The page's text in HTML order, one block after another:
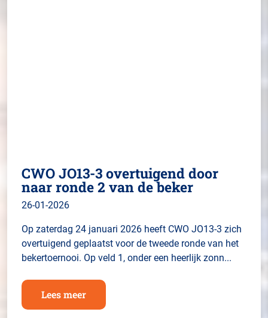
CWO JO13-3 overtuigend door
naar ronde 2 van de beker
26-01-2026
Op zaterdag 24 januari 2026 heeft CWO JO13-3 zich
overtuigend geplaatst voor de tweede ronde van het
bekertoernooi. Op veld 1, onder een heerlijk zonn...
Lees meer